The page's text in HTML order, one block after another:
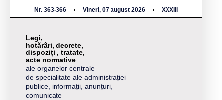
Nr. 363-366 Vineri, 07 august 2026 XXXIII
Legi,
hotărâri, decrete,
dispoziții, tratate,
acte normative
ale organelor centrale
de specialitate ale administrației
publice, informații, anunțuri,
comunicate